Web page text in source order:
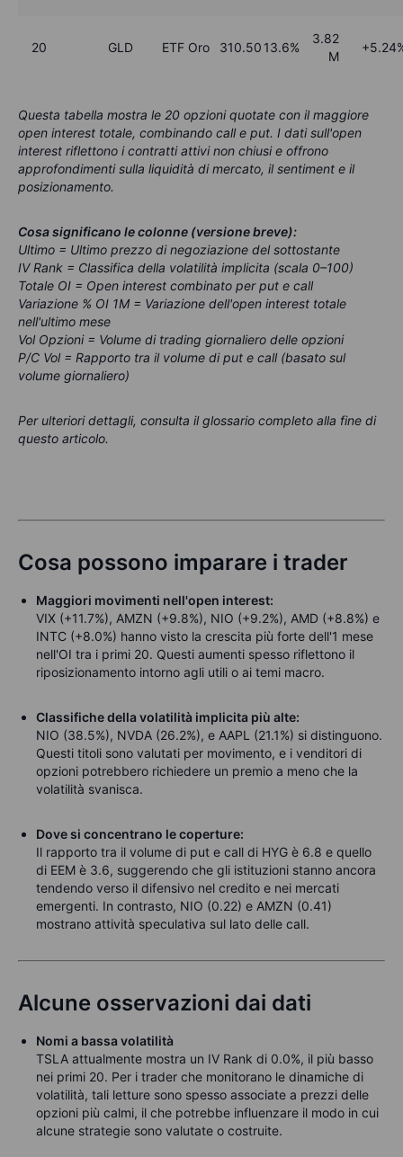
20 GLD ETF Oro 310.50 13.6%
3.82
M
Questa tabella mostra le 20 opzioni quotate con il maggiore
open interest totale, combinando call e put. I dati sull'open
interest riflettono i contratti attivi non chiusi e offrono
approfondimenti sulla liquidità di mercato, il sentiment e il
posizionamento.
Cosa significano le colonne (versione breve):
Ultimo = Ultimo prezzo di negoziazione del sottostante
IV Rank = Classifica della volatilità implicita (scala 0–100)
Totale OI = Open interest combinato per put e call
Variazione % OI 1M = Variazione dell'open interest totale
nell'ultimo mese
Vol Opzioni = Volume di trading giornaliero delle opzioni
P/C Vol = Rapporto tra il volume di put e call (basato sul
volume giornaliero)
Per ulteriori dettagli, consulta il glossario completo alla fine di
questo articolo.
Cosa possono imparare i trader
Maggiori movimenti nell'open interest:
VIX (+11.7%), AMZN (+9.8%), NIO (+9.2%), AMD (+8.8%) e
INTC (+8.0%) hanno visto la crescita più forte dell'1 mese
nell'OI tra i primi 20. Questi aumenti spesso riflettono il
riposizionamento intorno agli utili o ai temi macro.
Classifiche della volatilità implicita più alte:
NIO (38.5%), NVDA (26.2%), e AAPL (21.1%) si distinguono.
Questi titoli sono valutati per movimento, e i venditori di
opzioni potrebbero richiedere un premio a meno che la
volatilità svanisca.
Dove si concentrano le coperture:
Il rapporto tra il volume di put e call di HYG è 6.8 e quello
di EEM è 3.6, suggerendo che gli istituzioni stanno ancora
tendendo verso il difensivo nel credito e nei mercati
emergenti. In contrasto, NIO (0.22) e AMZN (0.41)
mostrano attività speculativa sul lato delle call.
Alcune osservazioni dai dati
Nomi a bassa volatilità
TSLA attualmente mostra un IV Rank di 0.0%, il più basso
nei primi 20. Per i trader che monitorano le dinamiche di
volatilità, tali letture sono spesso associate a prezzi delle
opzioni più calmi, il che potrebbe influenzare il modo in cui
alcune strategie sono valutate o costruite.